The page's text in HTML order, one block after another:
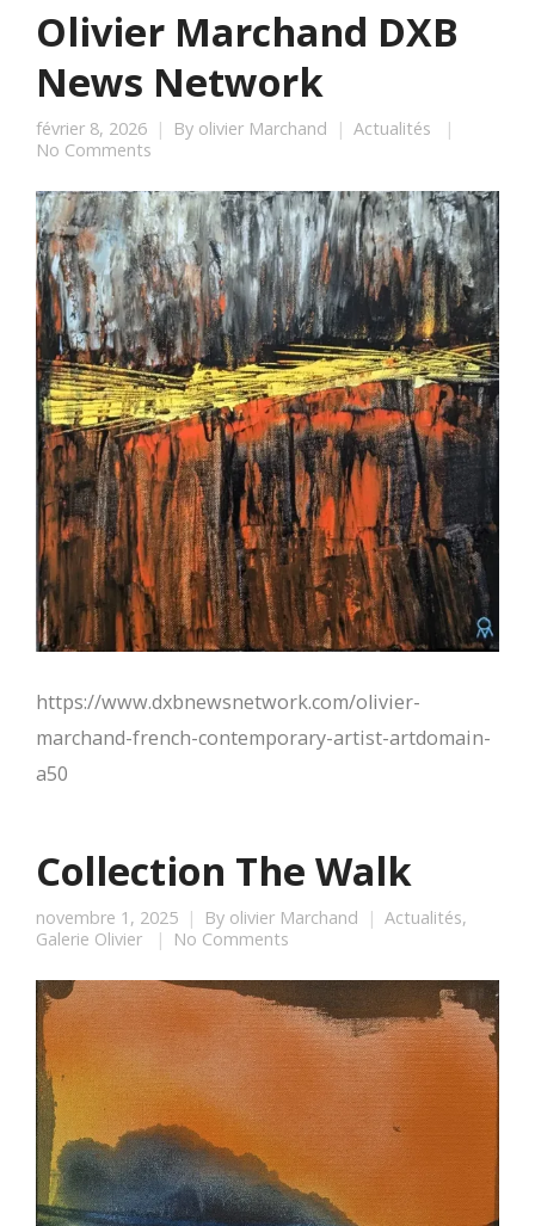
Olivier Marchand DXB
News Network
février 8, 2026 By olivier Marchand
Actualités
No Comments
https://www.dxbnewsnetwork.com/olivier-
marchand-french-contemporary-artist-artdomain-
a50
Collection The Walk
novembre 1, 2025 By olivier Marchand Actualités,
Galerie Olivier
No Comments